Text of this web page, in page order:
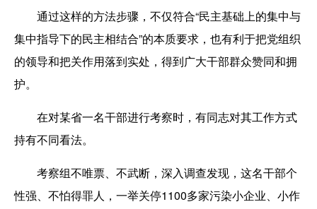
通过这样的方法步骤，不仅符合“民主基础上的集中与
集中指导下的民主相结合”的本质要求，也有利于把党组织
的领导和把关作用落到实处，得到广大干部群众赞同和拥
护。
在对某省一名干部进行考察时，有同志对其工作方式
持有不同看法。
考察组不唯票、不武断，深入调查发现，这名干部个
性强、不怕得罪人，一举关停1100多家污染小企业、小作